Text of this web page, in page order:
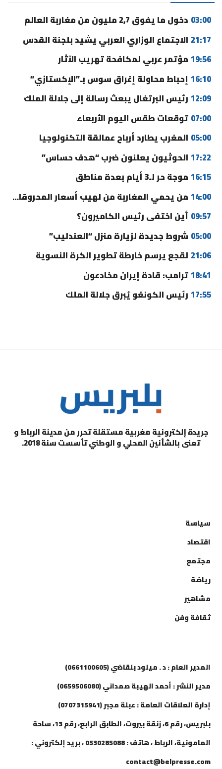
03:00 دخول ما يفوق 2,7 مليون من مغاربة العالم
21:17 الاجتماع الوزاري العربي يشيد بلجنة القدس
19:56 مؤتمر عربي لمكافحة تهريب الآثار
16:10 إحباط محاولة إغراق سوس بـ”الإكستازي”
12:09 رئيس البرتغال يبعث رسالة إلى جلالة الملك
07:00 توقعات طقس اليوم الأربعاء
05:00 المغرب يطارد أرباح عمالقة التكنولوجيا
17:22 الحوثيون يعلنون ضرب “هدف حساس”
16:15 موجة حر لـ3 أيام بعدة مناطق
14:00 من يحمي المغاربة من لهيب أسعار المحروقات؟
09:57 أين اختفى رئيس الكاميرون؟
05:00 شروط جديدة لزيارة منزل “العندليب”
21:06 لقجع يرسم خارطة تطوير الكرة النسوية
18:41ترامب: قادة إيران مخادعون
17:55 رئيس الكونغو يُبرق جلالة الملك
جريدة إلكترونية مغربية مستقلة تحرر من مدينة الرباط و
تعنى بالشأنين المحلي و الوطني تأسست سنة 2018.
سياسة
اقتصاد
مجتمع
رياضة
مشاهير
ثقافة وفن
المدير العام : د . ميلود بلقاضي (0661100605)
مدير النشر : أحمد الهيبة صمداني (0659506080)
إدارة العلاقات العامة : عبلة مجبر (0707315941)
بلبريس، رقم 6، زنقة بيروت، الطابق الرابع، رقم 13، ساحة
المامونية، الرباط ، هاتف : 0530285088 ، بريد إلكتروني :
contact@belpresse.com